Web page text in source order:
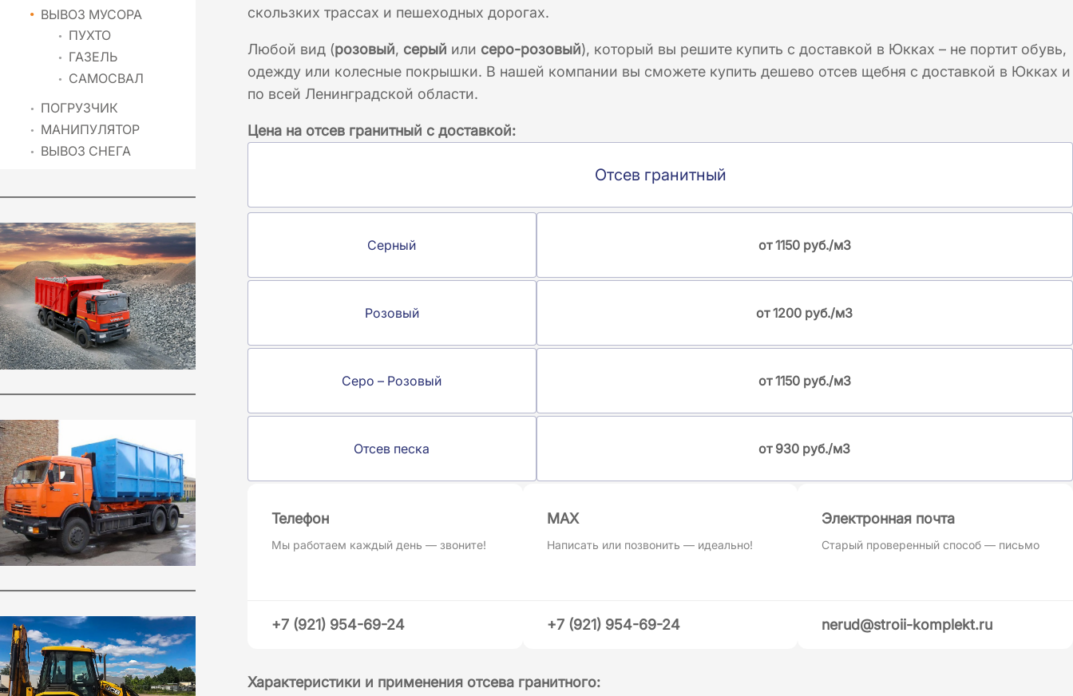
скользких трассах и пешеходных дорогах.
Любой вид (розовый, серый или серо-розовый), который вы решите купить с доставкой в Юкках – не портит обувь,
одежду или колесные покрышки. В нашей компании вы сможете купить дешево отсев щебня с доставкой в Юкках и
по всей Ленинградской области.
Цена на отсев гранитный с доставкой:
Отсев гранитный
Серный
Розовый
Серо – Розовый
Отсев песка
от 1150 руб./м3
от 1200 руб./м3
от 1150 руб./м3
от 930 руб./м3
Телефон
Мы работаем каждый день — звоните!
+7 (921) 954-69-24
MAХ
Написать или позвонить — идеально!
+7 (921) 954-69-24
Электронная почта
Старый проверенный способ — письмо
nerud@stroii-komplekt.ru
Характеристики и применения отсева гранитного:
ВЫВОЗ МУСОРА
ПУХТО
ГАЗЕЛЬ
САМОСВАЛ
ПОГРУЗЧИК
МАНИПУЛЯТОР
ВЫВОЗ СНЕГА